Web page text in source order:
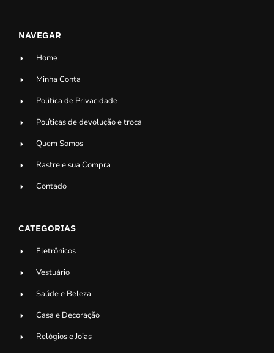
NAVEGAR
Home
Minha Conta
Politica de Privacidade
Políticas de devolução e troca
Quem Somos
Rastreie sua Compra
Contado
CATEGORIAS
Eletrônicos
Vestuário
Saúde e Beleza
Casa e Decoração
Relógios e Joias